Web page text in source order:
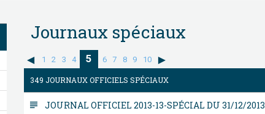
Journaux spéciaux
1 2 3 4 5 6 7 8 9 10
349 JOURNAUX OFFICIELS SPÉCIAUX
subject JOURNAL OFFICIEL 2013-13-SPÉCIAL DU 31/12/2013